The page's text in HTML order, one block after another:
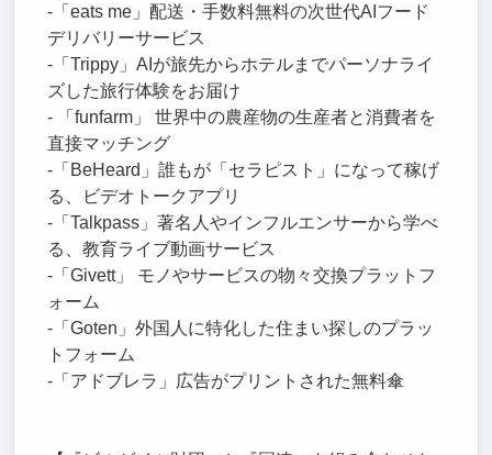
-「eats me」配送・手数料無料の次世代AIフード
デリバリーサービス
-「Trippy」AIが旅先からホテルまでパーソナライ
ズした旅行体験をお届け
- 「funfarm」 世界中の農産物の生産者と消費者を
直接マッチング
-「BeHeard」誰もが「セラピスト」になって稼げ
る、ビデオトークアプリ
-「Talkpass」著名人やインフルエンサーから学べ
る、教育ライブ動画サービス
-「Givett」 モノやサービスの物々交換プラットフ
ォーム
-「Goten」外国人に特化した住まい探しのプラッ
トフォーム
-「アドブレラ」広告がプリントされた無料傘